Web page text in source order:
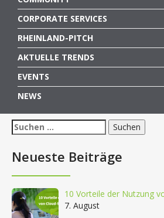
CORPORATE SERVICES
RHEINLAND-PITCH
AKTUELLE TRENDS
EVENTS
NEWS
Suchen
nach:
Neueste Beiträge
10 Vorteile der Nutzung
7. August